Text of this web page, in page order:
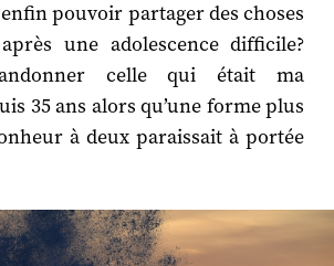
pouvoir partager des choses
une adolescence difficile?
celle qui était ma
35 ans alors qu’une forme plus
à deux paraissait à portée